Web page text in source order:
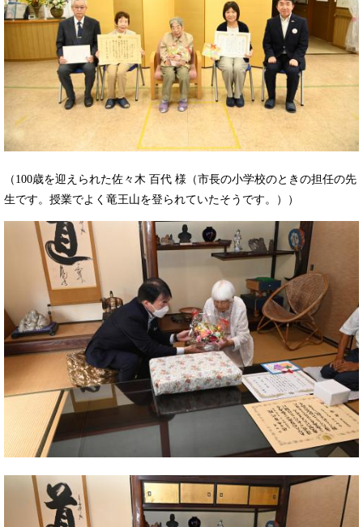
（100歳を迎えられた佐々木 百代 様（市長の小学校のときの担任の先
生です。授業でよく竜王山を登られていたそうです。））